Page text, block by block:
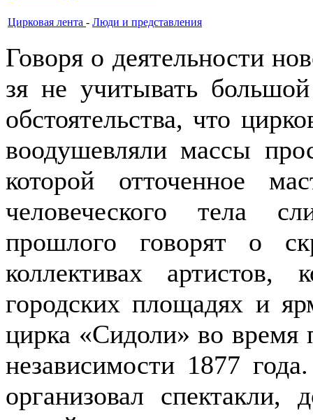
Цирковая лента - Люди и представления
Говоря о деятельности
зя не учитывать
обстоятельства, что
воодушевляли массы
которой отточенное
человече­ского тела
прошлого говорят о
коллективах артистов,
городских площадях и
цирка «Сидоли» во время
независимости 1877
организовал